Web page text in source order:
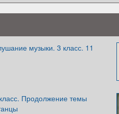
музыки. 3 класс. 11
Продолжение темы